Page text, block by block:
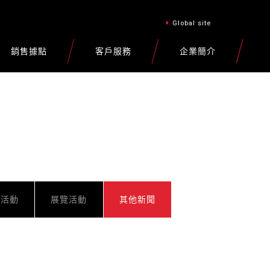
Global site
銷售據點 客戶服務 企業簡介
動 展覽活動 其他新聞